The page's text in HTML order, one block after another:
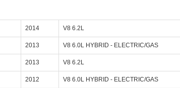
2014 V8 6.2L
2013 V8 6.0L HYBRID - ELECTRIC/GAS
2013 V8 6.2L
2012 V8 6.0L HYBRID - ELECTRIC/GAS